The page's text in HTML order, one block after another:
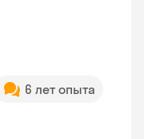
6 лет опыта